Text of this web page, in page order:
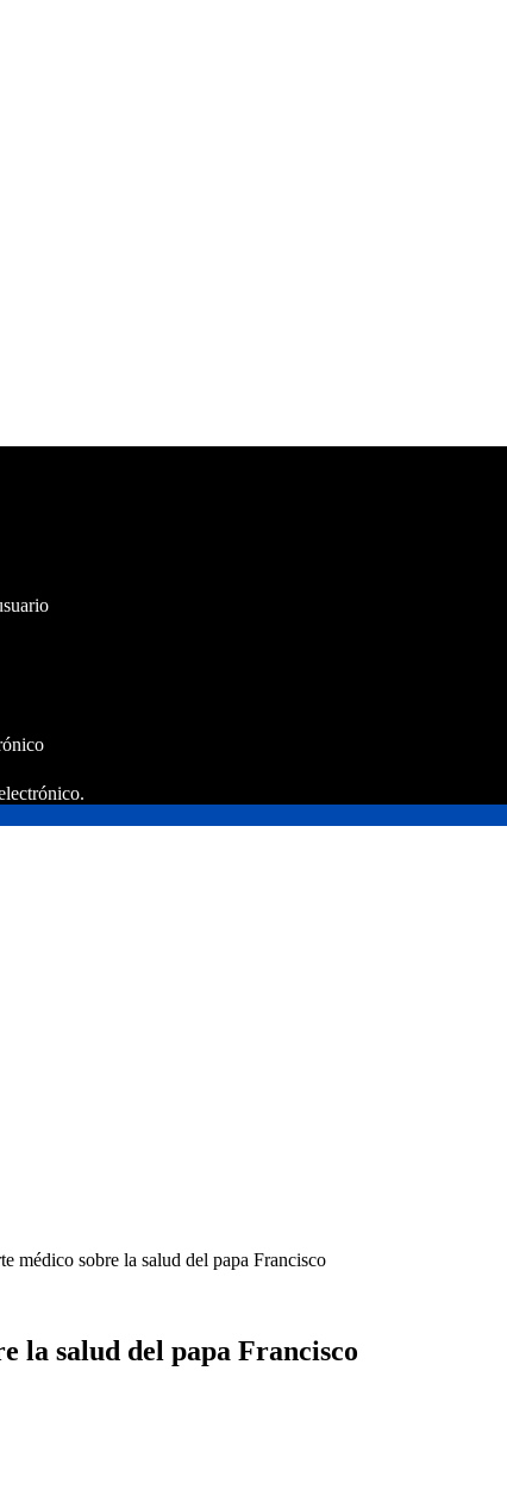
médico sobre la salud del papa Francisco
la salud del papa Francisco